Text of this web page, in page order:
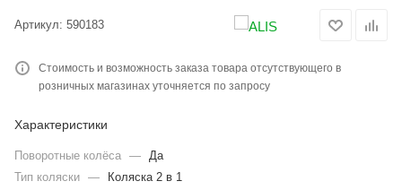
Артикул: 590183
Стоимость и возможность заказа товара отсутствующего в
розничных магазинах уточняется по запросу
Характеристики
Поворотные колёса —
Да
Тип коляски —
Коляска 2 в 1